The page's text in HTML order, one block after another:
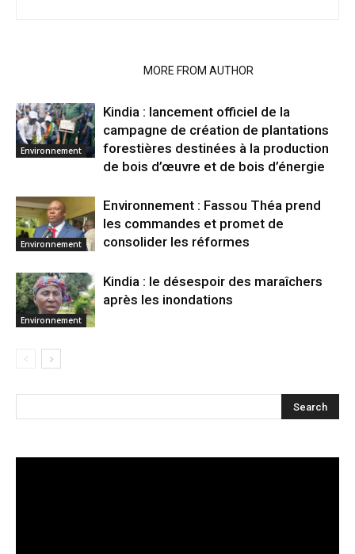
MORE FROM AUTHOR
Environnement
Kindia : lancement officiel de la
campagne de création de plantations
forestières destinées à la production
de bois d’œuvre et de bois d’énergie
Environnement
Environnement : Fassou Théa prend
les commandes et promet de
consolider les réformes
Environnement
Kindia : le désespoir des maraîchers
après les inondations